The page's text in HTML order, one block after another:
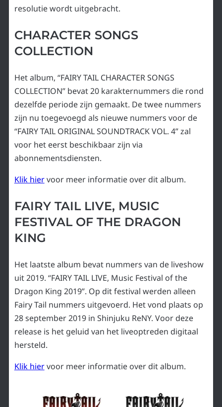
resolutie wordt uitgebracht.
CHARACTER SONGS
COLLECTION
Het album, “FAIRY TAIL CHARACTER SONGS
COLLECTION” bevat 20 karakternummers die rond
dezelfde periode zijn gemaakt. De twee nummers
zijn nu toegevoegd als nieuwe nummers voor de
“FAIRY TAIL ORIGINAL SOUNDTRACK VOL. 4” zal
voor het eerst beschikbaar zijn via
abonnementsdiensten.
Klik hiervoor meer informatie over dit album.
FAIRY TAIL LIVE, MUSIC
FESTIVAL OF THE DRAGON
KING
Het laatste album bevat nummers van de liveshow
uit 2019. “FAIRY TAIL LIVE, Music Festival of the
Dragon King 2019”. Op dit festival werden alleen
Fairy Tail nummers uitgevoerd. Het vond plaats op
28 september 2019 in Shinjuku ReNY. Voor deze
release is het geluid van het liveoptreden digitaal
hersteld.
Klik hiervoor meer informatie over dit album.